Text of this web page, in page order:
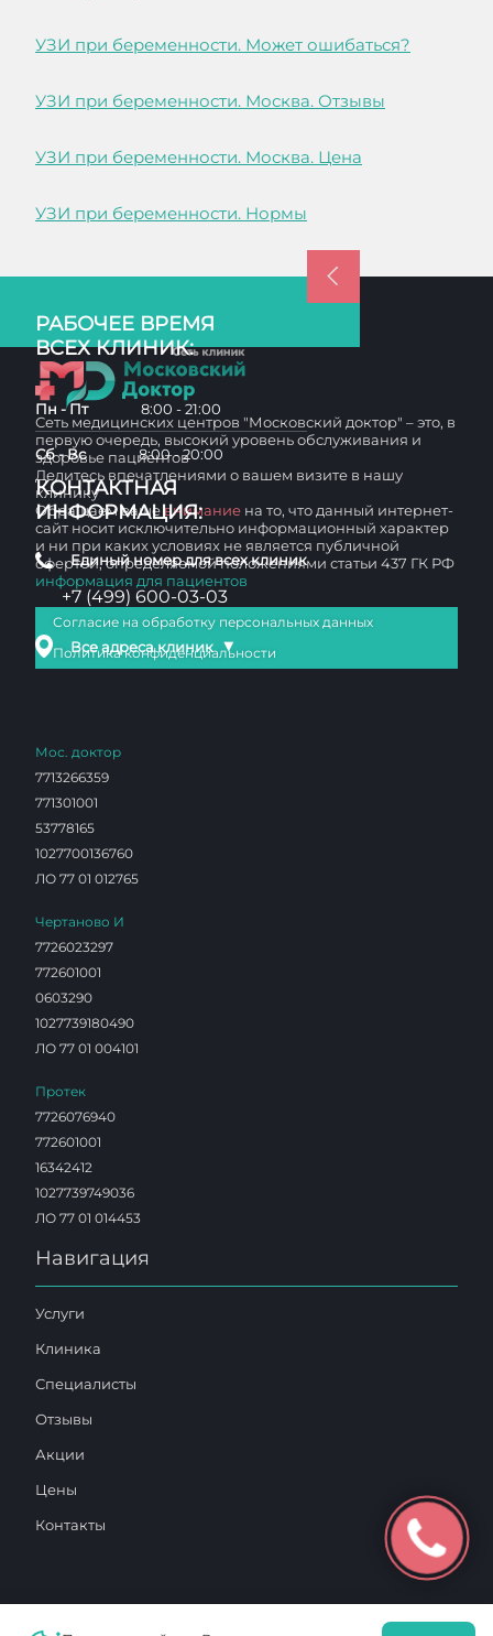
УЗИ при беременности. Может ошибаться?
УЗИ при беременности. Москва. Отзывы
УЗИ при беременности. Москва. Цена
УЗИ при беременности. Нормы
РАБОЧЕЕ ВРЕМЯ
ВСЕХ КЛИНИК:
Пн - Пт 8:00 - 21:00
Сб - Вс 8:00 - 20:00
КОНТАКТНАЯ
ИНФОРМАЦИЯ:
Единый номер для всех клиник
+7 (499) 600-03-03
Все адреса клиник ▼
Сеть медицинских центров "Московский доктор" – это, в
первую очередь, высокий уровень обслуживания и
здоровье пациентов
Делитесь впечатлениями о вашем визите в нашу
клинику
Обращаем вашевнимание на то, что данный интернет-
сайт носит исключительно информационный характер
и ни при каких условиях не является публичной
офертой, определяемой положениями статьи 437 ГК РФ
информация для пациентов
Согласие на обработку персональных данных
Политика конфиденциальности
Мос. доктор
7713266359
771301001
53778165
1027700136760
ЛО 77 01 012765
Чертаново И
7726023297
772601001
0603290
1027739180490
ЛО 77 01 004101
Протек
7726076940
772601001
16342412
1027739749036
ЛО 77 01 014453
Навигация
Услуги
Клиника
Специалисты
Отзывы
Акции
Цены
Контакты